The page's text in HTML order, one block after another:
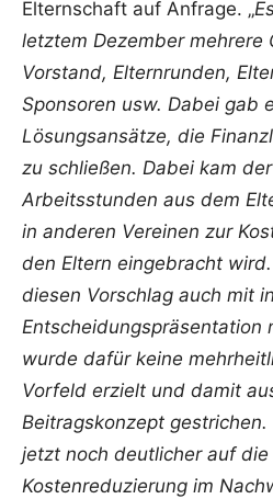
Elternschaft auf Anfrage. „
letztem Dezember mehrere
Vorstand, Elternrunden,
Sponsoren usw. Dabei gab
Lösungsansätze, die
zu schließen. Dabei kam
Arbeitsstunden aus dem
in anderen Vereinen zur
den Eltern eingebracht
diesen Vorschlag auch mit
Entscheidungspräsentation
wurde dafür keine
Vorfeld erzielt und damit
Beitragskonzept
jetzt noch deutlicher auf
Kostenreduzierung im